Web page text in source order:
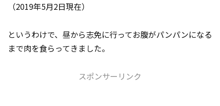
（2019年5月2日現在）
というわけで、昼から志免に行ってお腹がパンパンになる
まで肉を食らってきました。
スポンサーリンク